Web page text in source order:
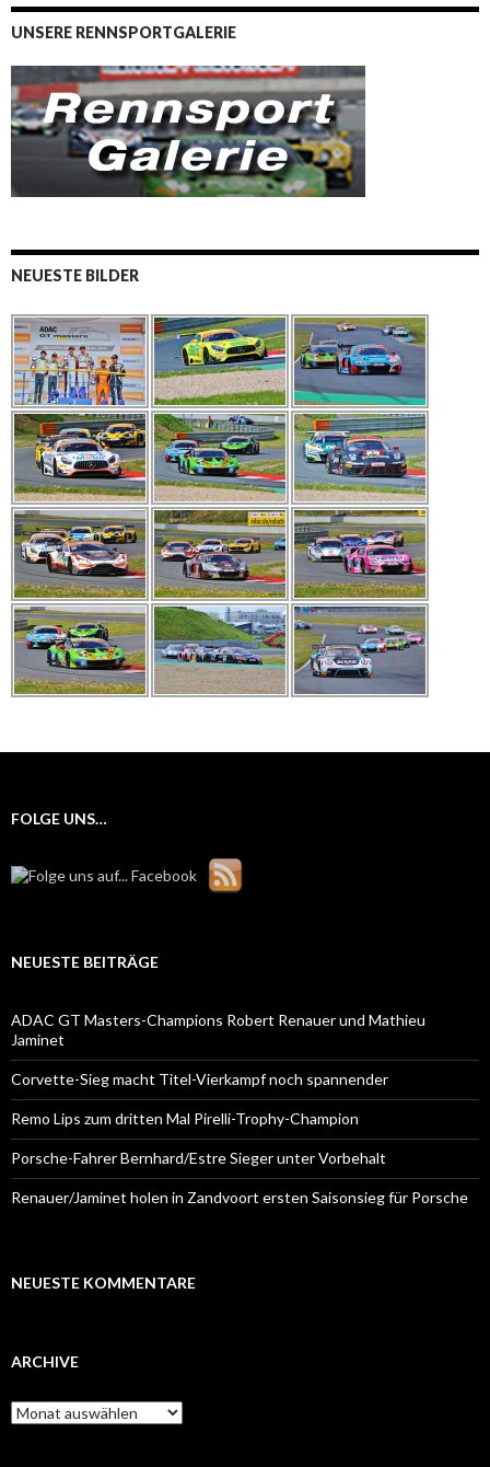
UNSERE RENNSPORTGALERIE
NEUESTE BILDER
FOLGE UNS…
NEUESTE BEITRÄGE
ADAC GT Masters-Champions Robert Renauer und Mathieu
Jaminet
Corvette-Sieg macht Titel-Vierkampf noch spannender
Remo Lips zum dritten Mal Pirelli-Trophy-Champion
Porsche-Fahrer Bernhard/Estre Sieger unter Vorbehalt
Renauer/Jaminet holen in Zandvoort ersten Saisonsieg für Porsche
NEUESTE KOMMENTARE
ARCHIVE
A
r